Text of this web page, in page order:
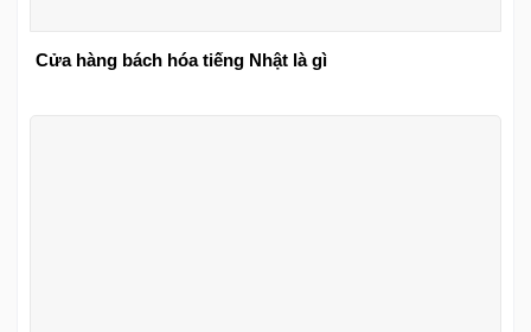
Cửa hàng bách hóa tiếng Nhật là gì